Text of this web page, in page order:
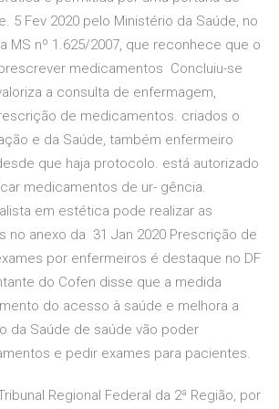
5 Fev 2020 pelo Ministério da Saúde, no
MS nº 1.625/2007, que reconhece que o
medicamentos Concluiu-se
a consulta de enfermagem,
de medicamentos. criados o
e da Saúde, também enfermeiro
que haja protocolo. está autorizado
medicamentos de ur- gência.
em estética pode realizar as
no anexo da 31 Jan 2020 Prescrição de
por enfermeiros é destaque no DF
do Cofen disse que a medida
do acesso à saúde e melhora a
da Saúde de saúde vão poder
e pedir exames para pacientes.
Regional Federal da 2ª Região, por